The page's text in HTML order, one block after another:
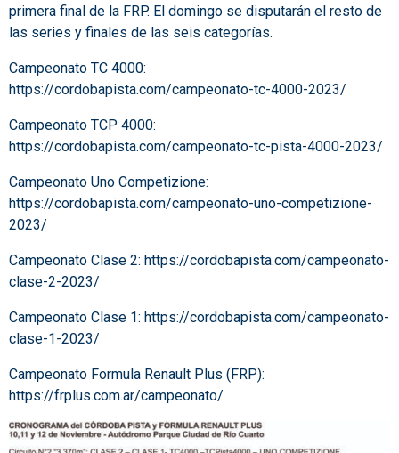
primera final de la FRP. El domingo se disputarán el resto de
las series y finales de las seis categorías.
Campeonato TC 4000:
https://cordobapista.com/campeonato-tc-4000-2023/
Campeonato TCP 4000:
https://cordobapista.com/campeonato-tc-pista-4000-2023/
Campeonato Uno Competizione:
https://cordobapista.com/campeonato-uno-competizione-
2023/
Campeonato Clase 2: https://cordobapista.com/campeonato-
clase-2-2023/
Campeonato Clase 1: https://cordobapista.com/campeonato-
clase-1-2023/
Campeonato Formula Renault Plus (FRP):
https://frplus.com.ar/campeonato/